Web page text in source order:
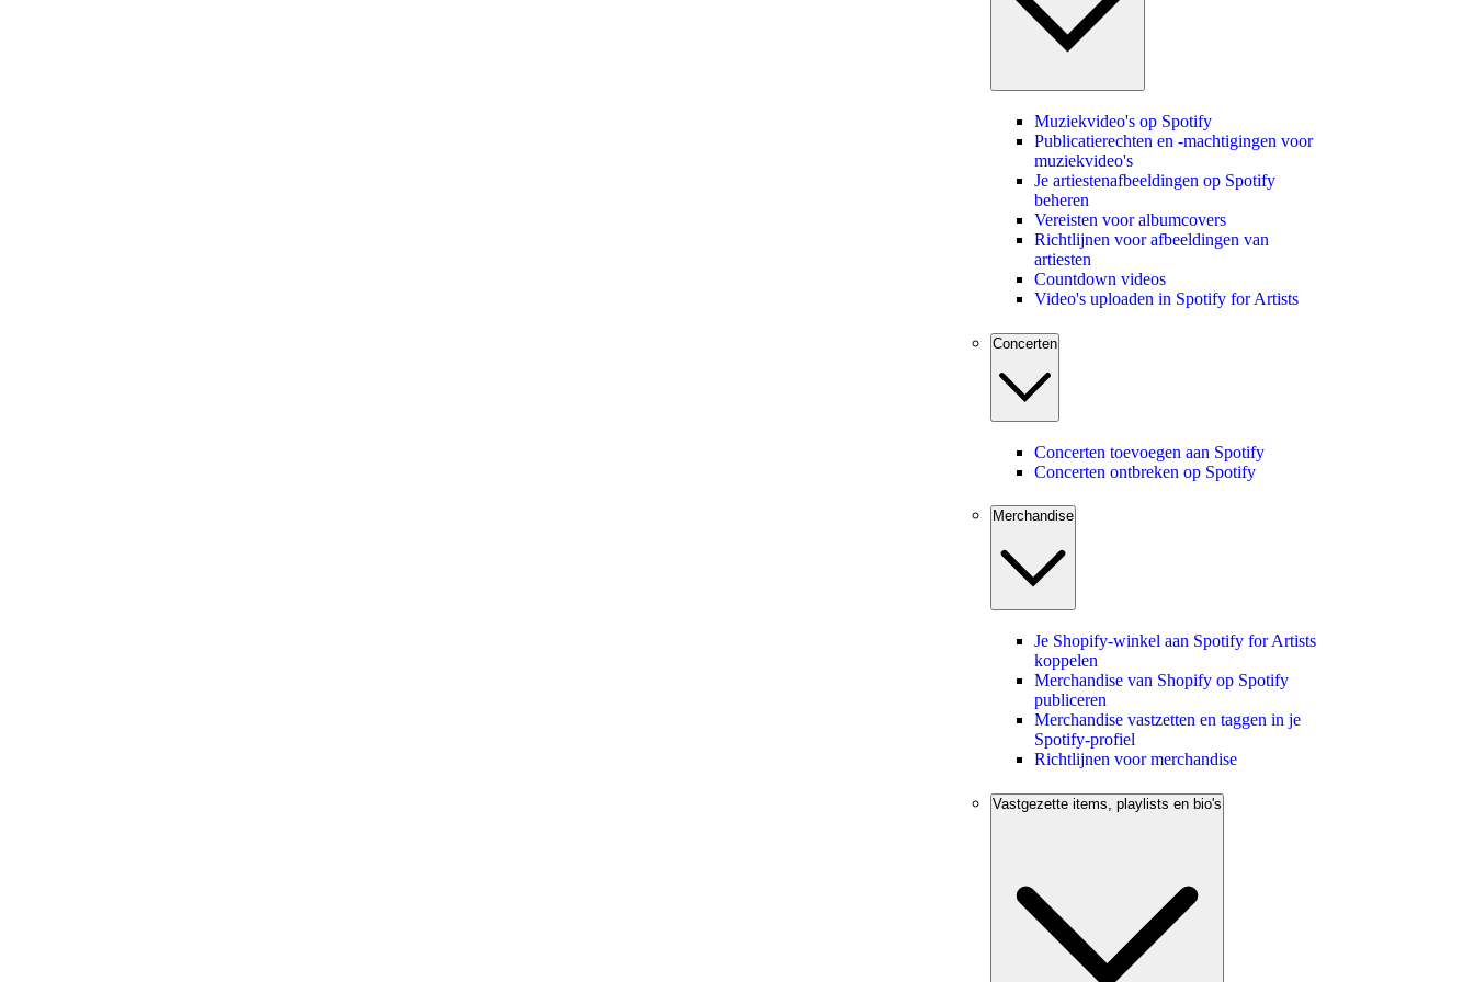
Muziekvideo's op Spotify
Publicatierechten en -machtigingen voor
muziekvideo's
Je artiestenafbeeldingen op Spotify
beheren
Vereisten voor albumcovers
Richtlijnen voor afbeeldingen van
artiesten
Countdown videos
Video's uploaden in Spotify for Artists
Concerten
Concerten toevoegen aan Spotify
Concerten ontbreken op Spotify
Merchandise
Je Shopify-winkel aan Spotify for Artists
koppelen
Merchandise van Shopify op Spotify
publiceren
Merchandise vastzetten en taggen in je
Spotify-profiel
Richtlijnen voor merchandise
Vastgezette items, playlists en bio's